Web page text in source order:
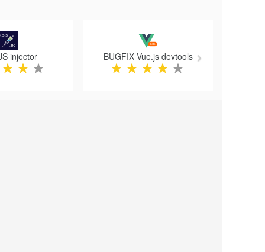
injector
★ ★ ★
BUGFIX Vue.js devtools
★ ★ ★ ★ ★